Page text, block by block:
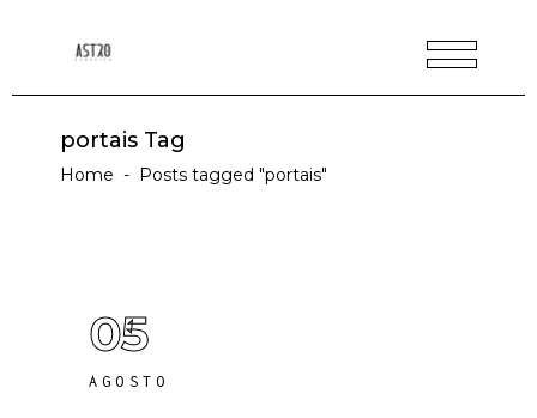
portais Tag
Home - Posts tagged "portais"
05
AGOSTO